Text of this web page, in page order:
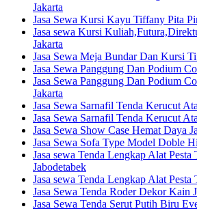
Jakarta
Jasa Sewa Kursi Kayu Tiffany Pita
Jasa sewa Kursi
Jakarta
Jasa Sewa Meja Bundar Dan Kursi
Jasa Sewa Panggung Dan Podium
Jasa Sewa Panggung Dan Podium
Jakarta
Jasa Sewa Sarnafil Tenda Kerucut
Jasa Sewa Sarnafil Tenda Kerucut
Jasa Sewa Show Case Hemat Daya
Jasa Sewa Sofa Type Model Doble
Jasa sewa Tenda Lengkap Alat Pesta
Jabodetabek
Jasa sewa Tenda Lengkap Alat Pesta
Jasa Sewa Tenda Roder Dekor Kain
Jasa Sewa Tenda Serut Putih Biru